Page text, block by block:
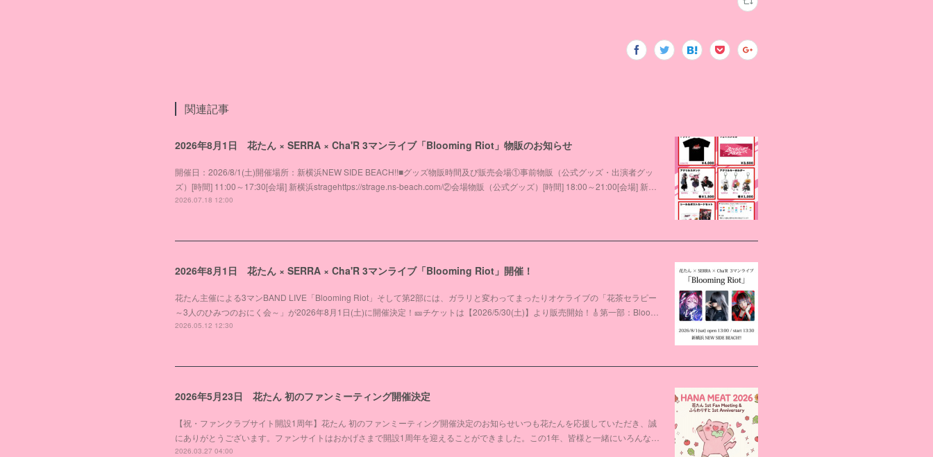
関連記事
2026年8月1日 花たん × SERRA × Cha'R 3マンライブ「Blooming Riot」物販のお知らせ
開催日：2026/8/1(土)開催場所：新横浜NEW SIDE BEACH!!■グッズ物販時間及び販売会場①事前物販（公式グッズ・出演者グッ
ズ）[時間] 11:00～17:30[会場] 新横浜stragehttps://strage.ns-beach.com/②会場物販（公式グッズ）[時間] 18:00～21:00[会場] 新…
2026.07.18 12:00
2026年8月1日 花たん × SERRA × Cha'R 3マンライブ「Blooming Riot」開催！
花たん主催による3マンBAND LIVE「Blooming Riot」そして第2部には、ガラリと変わってまったりオケライブの「花茶セラピー
～3人のひみつのおにく会～」が2026年8月1日(土)に開催決定！🎫チケットは【2026/5/30(土)】より販売開始！🎸第一部：Bloo…
2026.05.12 12:30
2026年5月23日 花たん 初のファンミーティング開催決定
【祝・ファンクラブサイト開設1周年】花たん 初のファンミーティング開催決定のお知らせいつも花たんを応援していただき、誠
にありがとうございます。ファンサイトはおかげさまで開設1周年を迎えることができました。この1年、皆様と一緒にいろんな…
2026.03.27 04:00